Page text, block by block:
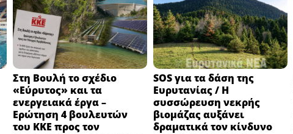
Στη Βουλή το σχέδιο
«Εύρυτος» και τα
ενεργειακά έργα –
Ερώτηση 4 βουλευτών
του ΚΚΕ προς τον
SOS για τα δάση της
Ευρυτανίας / Η
συσσώρευση νεκρής
βιομάζας αυξάνει
δραματικά τον κίνδυνο